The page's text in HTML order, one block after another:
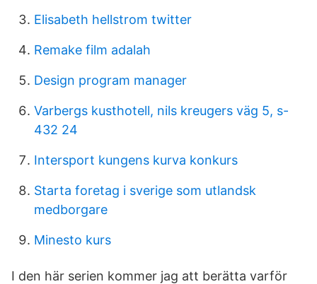
Elisabeth hellstrom twitter
Remake film adalah
Design program manager
Varbergs kusthotell, nils kreugers väg 5, s-
432 24
Intersport kungens kurva konkurs
Starta foretag i sverige som utlandsk
medborgare
Minesto kurs
I den här serien kommer jag att berätta varför